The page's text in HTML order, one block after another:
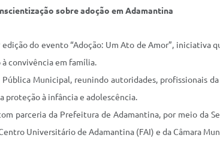
sobre adoção em Adamantina
do evento “Adoção: Um Ato de Amor”, iniciativa
convivência em família.
Municipal, reunindo autoridades, profissionais
proteção à infância e adolescência.
parceria da Prefeitura de Adamantina, por meio da
Universitário de Adamantina (FAI) e da Câmara